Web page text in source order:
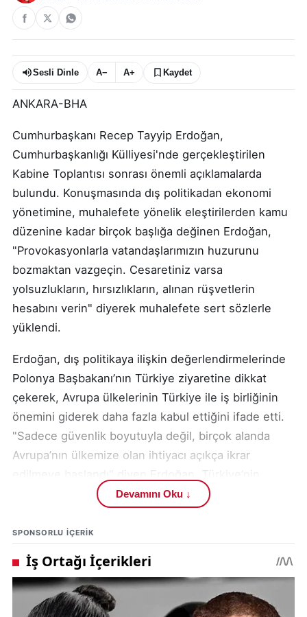
Sesli Dinle A− A+ Kaydet
ANKARA-BHA
Cumhurbaşkanı Recep Tayyip Erdoğan,
Cumhurbaşkanlığı Külliyesi'nde gerçekleştirilen
Kabine Toplantısı sonrası önemli açıklamalarda
bulundu. Konuşmasında dış politikadan ekonomi
yönetimine, muhalefete yönelik eleştirilerden kamu
düzenine kadar birçok başlığa değinen Erdoğan,
"Provokasyonlarla vatandaşlarımızın huzurunu
bozmaktan vazgeçin. Cesaretiniz varsa
yolsuzlukların, hırsızlıkların, alınan rüşvetlerin
hesabını verin" diyerek muhalefete sert sözlerle
yüklendi.
Erdoğan, dış politikaya ilişkin değerlendirmelerinde
Polonya Başbakanı’nın Türkiye ziyaretine dikkat
çekerek, Avrupa ülkelerinin Türkiye ile iş birliğinin
önemini giderek daha fazla kabul ettiğini ifade etti.
"Sadece güvenlik boyutuyla değil, birçok alanda
Avrupa’nın ülkemize olan ihtiyacı açıkça ikrar
karşılıklı saygı çerçevesinde iş birliğine açık
Rusya-Ukrayna savaşına da değinen
Cumhurbaşkanı, Türkiye’nin başından beri dengeli
bir politika izlediğini vurgulayarak, "Muhalefet başta
olmak üzere kimsenin dolduruşuna gelmedik. 4.
Devamını Oku ↓
SPONSORLU IÇERIK